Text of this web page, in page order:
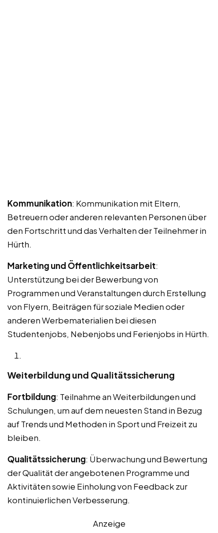
Kommunikation: Kommunikation mit Eltern,
Betreuern oder anderen relevanten Personen über
den Fortschritt und das Verhalten der Teilnehmer in
Hürth.
Marketing und Öffentlichkeitsarbeit:
Unterstützung bei der Bewerbung von
Programmen und Veranstaltungen durch Erstellung
von Flyern, Beiträgen für soziale Medien oder
anderen Werbematerialien bei diesen
Studentenjobs, Nebenjobs und Ferienjobs in Hürth.
Weiterbildung und Qualitätssicherung
Fortbildung: Teilnahme an Weiterbildungen und
Schulungen, um auf dem neuesten Stand in Bezug
auf Trends und Methoden in Sport und Freizeit zu
bleiben.
Qualitätssicherung: Überwachung und Bewertung
der Qualität der angebotenen Programme und
Aktivitäten sowie Einholung von Feedback zur
kontinuierlichen Verbesserung.
Anzeige